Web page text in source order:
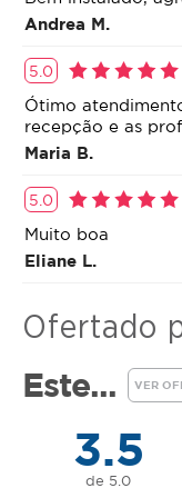
intensificar a
Andrea M.
5.0
Ótimo
recepção e as
Maria B.
5.0
Muito boa
Eliane L.
Ofertado
Este... VER
3.5
de 5.0